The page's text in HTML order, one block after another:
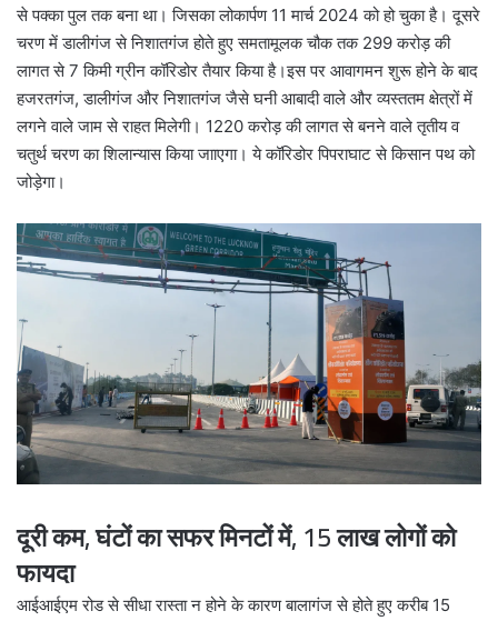
से पक्का पुल तक बना था। जिसका लोकार्पण 11 मार्च 2024 को हो चुका है। दूसरे
चरण में डालीगंज से निशातगंज होते हुए समतामूलक चौक तक 299 करोड़ की
लागत से 7 किमी ग्रीन कॉरिडोर तैयार किया है।इस पर आवागमन शुरू होने के बाद
हजरतगंज, डालीगंज और निशातगंज जैसे घनी आबादी वाले और व्यस्ततम क्षेत्रों में
लगने वाले जाम से राहत मिलेगी। 1220 करोड़ की लागत से बनने वाले तृतीय व
चतुर्थ चरण का शिलान्यास किया जााएगा। ये कॉरिडोर पिपराघाट से किसान पथ को
जोड़ेगा।
दूरी कम, घंटों का सफर मिनटों में, 15 लाख लोगों को
फायदा
आईआईएम रोड से सीधा रास्ता न होने के कारण बालागंज से होते हुए करीब 15